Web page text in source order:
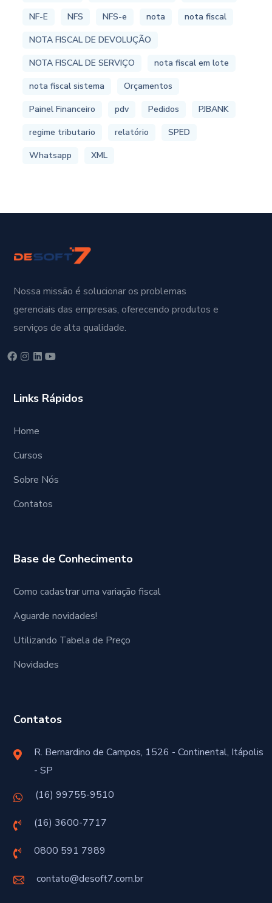
NF-E
NFS NFS-e nota
nota fiscal
NOTA FISCAL DE DEVOLUÇÃO
NOTA FISCAL DE SERVIÇO
nota fiscal em lote
nota fiscal sistema
Orçamentos
Painel Financeiro
pdv Pedidos
PJBANK
regime tributario
relatório
SPED
Whatsapp
XML
Nossa missão é solucionar os problemas
gerenciais das empresas, oferecendo produtos e
serviços de alta qualidade.
Links Rápidos
Home
Cursos
Sobre Nós
Contatos
Base de Conhecimento
Como cadastrar uma variação fiscal
Aguarde novidades!
Utilizando Tabela de Preço
Novidades
Contatos
R. Bernardino de Campos, 1526 - Continental, Itápolis
- SP
(16) 99755-9510
(16) 3600-7717
0800 591 7989
contato@desoft7.com.br